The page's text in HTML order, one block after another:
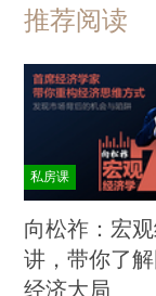
推荐阅读
私房课
向松祚：宏
讲，带你了
经济大局